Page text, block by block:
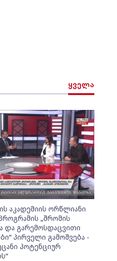
ყველა
აკადემიის ორწლიანი
„შრომის
და გარემოსდაცვითი
პირველი გამოშვება -
პოტენციურ